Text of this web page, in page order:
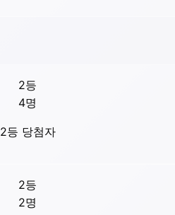
2등
4명
2등 당첨자
2등
2명